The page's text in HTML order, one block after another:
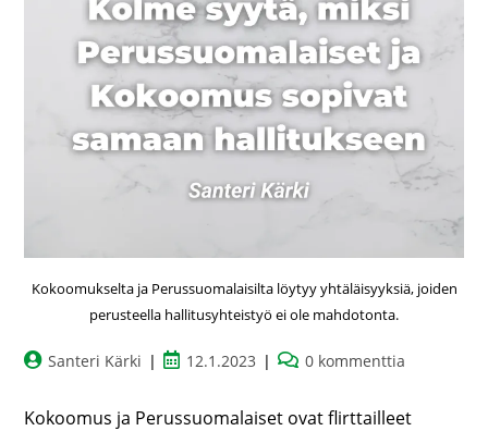
Kokoomukselta ja Perussuomalaisilta löytyy yhtäläisyyksiä, joiden
perusteella hallitusyhteistyö ei ole mahdotonta.
Santeri Kärki 12.1.2023 0 kommenttia
Kokoomus ja Perussuomalaiset ovat flirttailleet